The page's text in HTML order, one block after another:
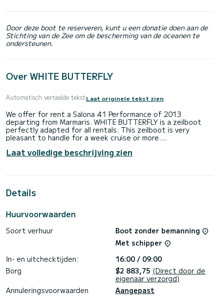
Door deze boot te reserveren, kunt u een donatie doen aan de
Stichting van de Zee om de bescherming van de oceanen te
ondersteunen.
Over WHITE BUTTERFLY
Automatisch vertaalde tekstLaat originele tekst zien
We offer for rent a Salona 41 Performance of 2013
departing from Marmaris. WHITE BUTTERFLY is a zeilboot
perfectly adapted for all rentals. This zeilboot is very
pleasant to handle for a week cruise or more.
The boat has 3 cabins with all comfort and a capacity of 8
people. With an overall length of 13 meters, it will be your
the surroundings of Marmaris
conditions, you can send a message via the Samboat
offer you our best rates.
Laat volledige beschrijving zien
Details
Huurvoorwaarden
Soort verhuur
Boot zonder bemanning
Met schipper
In- en uitchecktijden:
16:00 / 09:00
Borg
$2 883,75 (Direct door de
eigenaar verzorgd)
Annuleringsvoorwaarden
Aangepast